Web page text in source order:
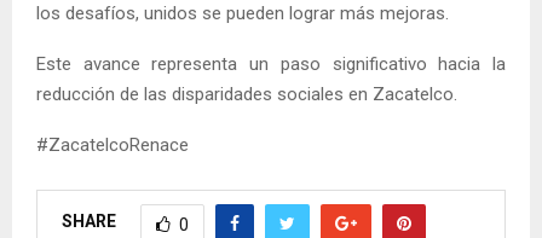
los desafíos, unidos se pueden lograr más mejoras.
Este avance representa un paso significativo hacia la
reducción de las disparidades sociales en Zacatelco.
#ZacatelcoRenace
SHARE 0